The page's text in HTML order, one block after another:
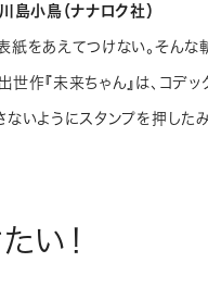
島小鳥（ナナロク社）
紙をあえてつけない。そんな
世作『未来ちゃん』は、コデ
ないようにスタンプを押した
い！